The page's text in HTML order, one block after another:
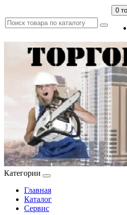
0
Категории
Главная
Каталог
Сервис